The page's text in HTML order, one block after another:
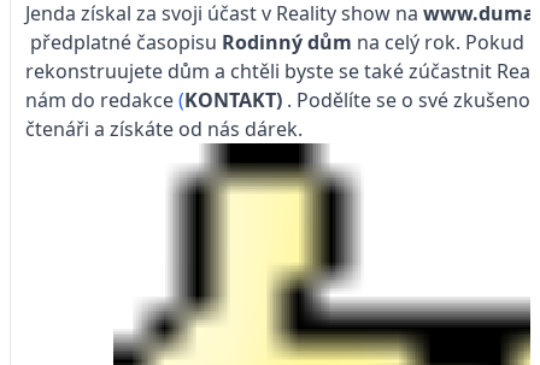
Jenda získal za svoji účast v Reality show na
předplatné časopisu Rodinný dům na celý rok. Pokud
rekonstruujete dům a chtěli byste se také zúčastnit
nám do redakce(KONTAKT) . Podělíte se o své
čtenáři a získáte od nás dárek.